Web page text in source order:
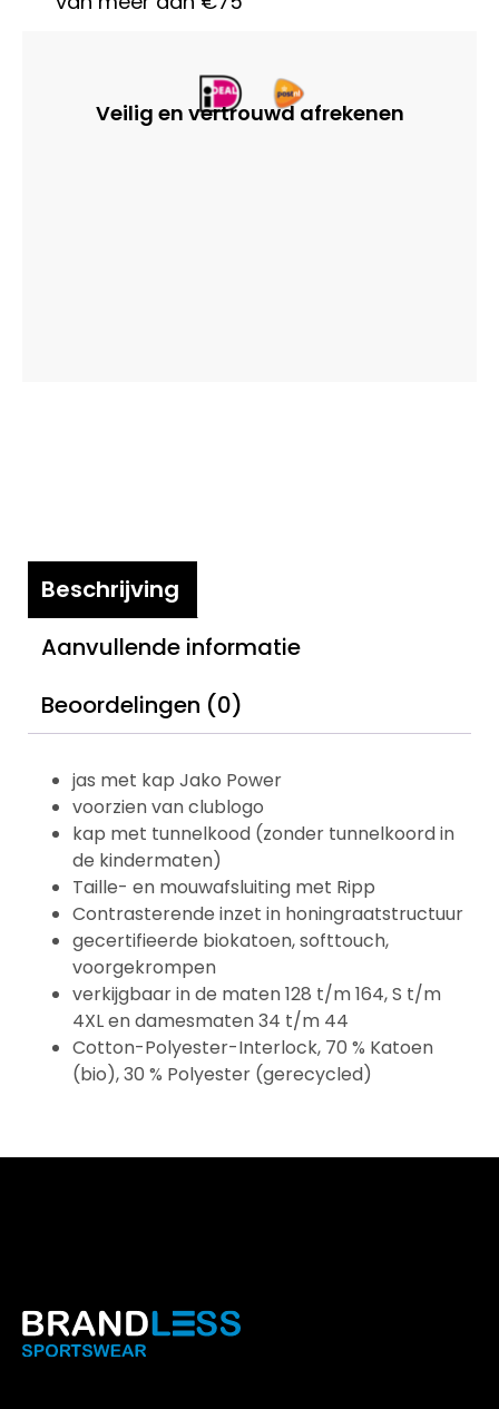
Veilig en vertrouwd afrekenen
Beschrijving
Aanvullende informatie
Beoordelingen (0)
jas met kap Jako Power
voorzien van clublogo
kap met tunnelkood (zonder tunnelkoord in
de kindermaten)
Taille- en mouwafsluiting met Ripp
Contrasterende inzet in honingraatstructuur
gecertifieerde biokatoen, softtouch,
voorgekrompen
verkijgbaar in de maten 128 t/m 164, S t/m
4XL en damesmaten 34 t/m 44
Cotton-Polyester-Interlock, 70 % Katoen
(bio), 30 % Polyester (gerecycled)